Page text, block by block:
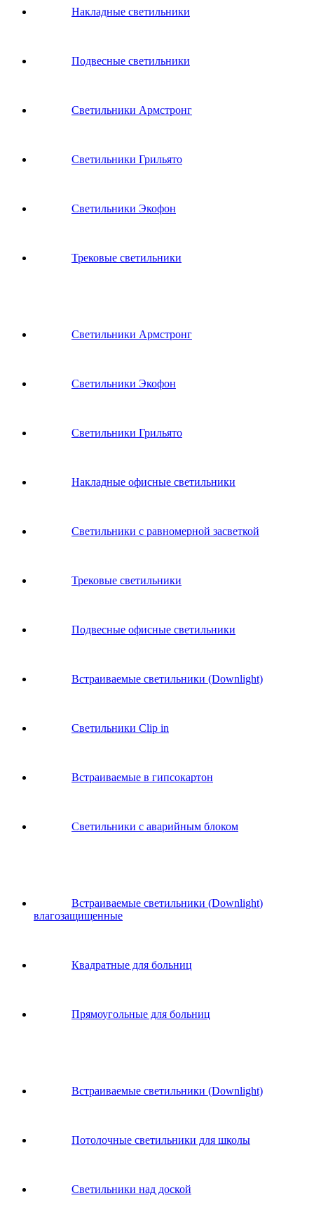
Накладные светильники
Подвесные светильники
Светильники Армстронг
Светильники Грильято
Светильники Экофон
Трековые светильники
Светильники Армстронг
Светильники Экофон
Светильники Грильято
Накладные офисные светильники
Светильники с равномерной засветкой
Трековые светильники
Подвесные офисные светильники
Встраиваемые светильники (Downlight)
Светильники Clip in
Встраиваемые в гипсокартон
Светильники с аварийным блоком
Встраиваемые светильники (Downlight)
влагозащищенные
Квадратные для больниц
Прямоугольные для больниц
Встраиваемые светильники (Downlight)
Потолочные светильники для школы
Светильники над доской